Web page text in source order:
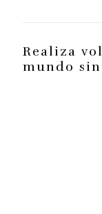
Realiza
mundo